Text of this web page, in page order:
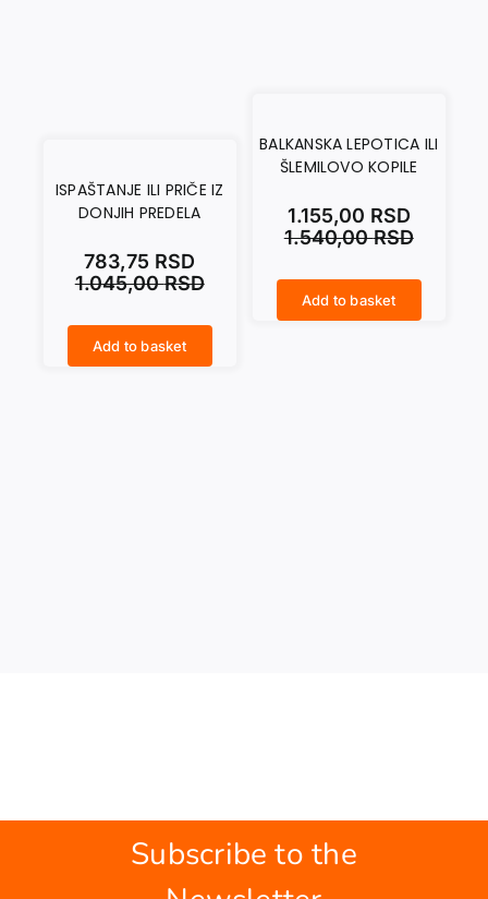
BALKANSKA LEPOTICA ILI
ŠLEMILOVO KOPILE
1.540,00RSD
1.155,00 RSD
Add to basket
ISPAŠTANJE ILI PRIČE IZ
DONJIH PREDELA
1.045,00RSD
783,75 RSD
Add to basket
Subscribe to the